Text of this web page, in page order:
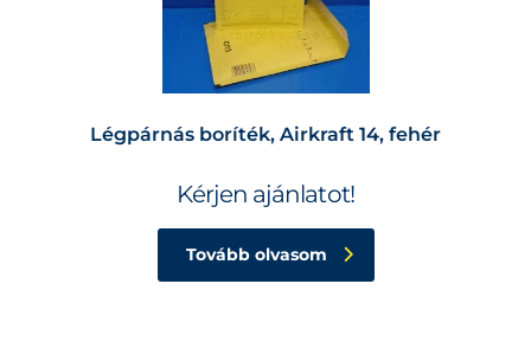
Légpárnás boríték, Airkraft 14, fehér
Kérjen ajánlatot!
Tovább olvasom